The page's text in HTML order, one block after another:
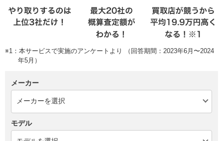
※1：本サービスで実施のアンケートより （回答期間：2023年6月〜2024
年5月）
メーカー
モデル